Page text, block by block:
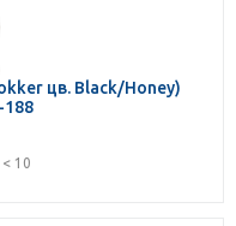
цв. Black/Honey)
188
10